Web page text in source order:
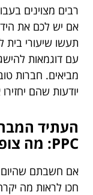
רבים מצוינים
אם יש לכם את
תעשו שיעורי בית
עם דוגמאות
מביאים. חברות
יודעות שהם
העתיד
PPC: מה צופן לנו מחר?
אם חשבתם שהיום